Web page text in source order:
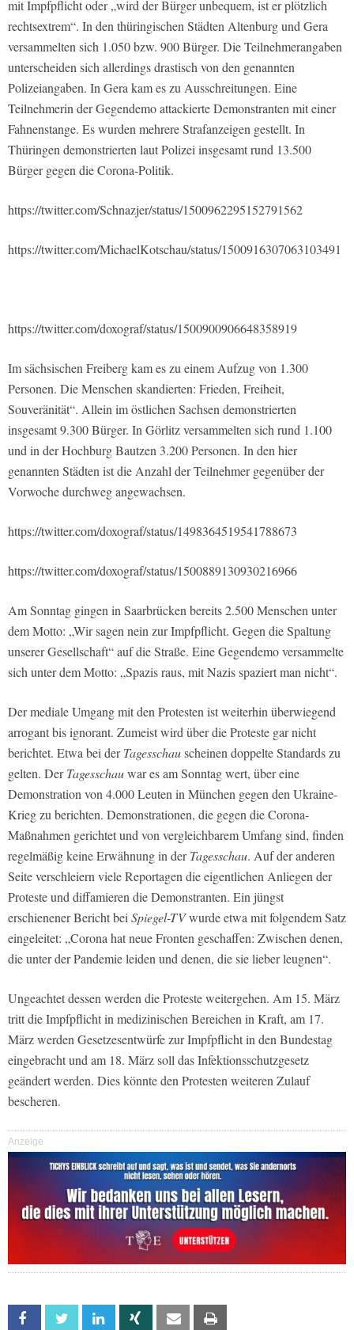
mit Impfpflicht oder „wird der Bürger unbequem, ist er plötzlich
rechtsextrem“. In den thüringischen Städten Altenburg und Gera
versammelten sich 1.050 bzw. 900 Bürger. Die Teilnehmerangaben
unterscheiden sich allerdings drastisch von den genannten
Polizeiangaben. In Gera kam es zu Ausschreitungen. Eine
Teilnehmerin der Gegendemo attackierte Demonstranten mit einer
Fahnenstange. Es wurden mehrere Strafanzeigen gestellt. In
Thüringen demonstrierten laut Polizei insgesamt rund 13.500
Bürger gegen die Corona-Politik.
https://twitter.com/Schnazjer/status/1500962295152791562
https://twitter.com/MichaelKotschau/status/1500916307063103491
https://twitter.com/doxograf/status/1500900906648358919
Im sächsischen Freiberg kam es zu einem Aufzug von 1.300
Personen. Die Menschen skandierten: Frieden, Freiheit,
Souveränität“. Allein im östlichen Sachsen demonstrierten
insgesamt 9.300 Bürger. In Görlitz versammelten sich rund 1.100
und in der Hochburg Bautzen 3.200 Personen. In den hier
genannten Städten ist die Anzahl der Teilnehmer gegenüber der
Vorwoche durchweg angewachsen.
https://twitter.com/doxograf/status/1498364519541788673
https://twitter.com/doxograf/status/1500889130930216966
Am Sonntag gingen in Saarbrücken bereits 2.500 Menschen unter
dem Motto: „Wir sagen nein zur Impfpflicht. Gegen die Spaltung
unserer Gesellschaft“ auf die Straße. Eine Gegendemo versammelte
sich unter dem Motto: „Spazis raus, mit Nazis spaziert man nicht“.
Der mediale Umgang mit den Protesten ist weiterhin überwiegend
arrogant bis ignorant. Zumeist wird über die Proteste gar nicht
berichtet. Etwa bei derTagesschauscheinen doppelte Standards zu
gelten. DerTagesschauwar es am Sonntag wert, über eine
Demonstration von 4.000 Leuten in München gegen den Ukraine-
Krieg zu berichten. Demonstrationen, die gegen die Corona-
Maßnahmen gerichtet und von vergleichbarem Umfang sind, finden
regelmäßig keine Erwähnung in derTagesschau. Auf der anderen
Seite verschleiern viele Reportagen die eigentlichen Anliegen der
Proteste und diffamieren die Demonstranten. Ein jüngst
erschienener Bericht bei Spiegel-TVwurde etwa mit folgendem Satz
eingeleitet: „Corona hat neue Fronten geschaffen: Zwischen denen,
die unter der Pandemie leiden und denen, die sie lieber leugnen“.
Ungeachtet dessen werden die Proteste weitergehen. Am 15. März
tritt die Impfpflicht in medizinischen Bereichen in Kraft, am 17.
März werden Gesetzesentwürfe zur Impfpflicht in den Bundestag
eingebracht und am 18. März soll das Infektionsschutzgesetz
geändert werden. Dies könnte den Protesten weiteren Zulauf
bescheren.
Anzeige
Facebook Twitter Linkedin Xing Email